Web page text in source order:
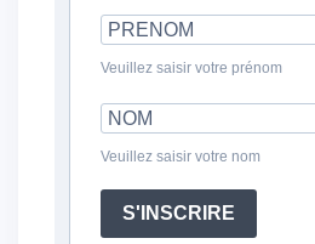
Veuillez saisir votre prénom
Veuillez saisir votre nom
S'INSCRIRE